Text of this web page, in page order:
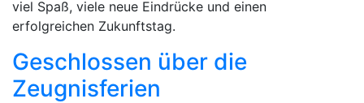
viel Spaß, viele neue Eindrücke und einen
erfolgreichen Zukunftstag.
Geschlossen über die
Zeugnisferien